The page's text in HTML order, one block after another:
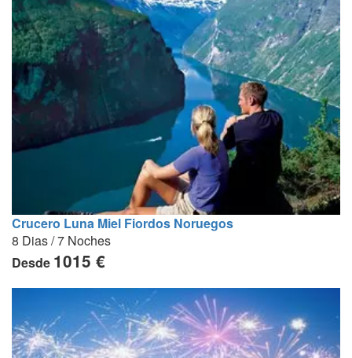
Crucero Luna Miel Fiordos Noruegos
8 Dias / 7 Noches
Desde 1015 €